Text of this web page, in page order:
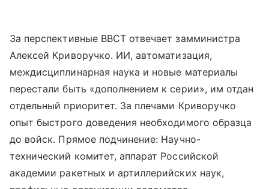
За перспективные ВВСТ отвечает замминистра
Алексей Криворучко. ИИ, автоматизация,
междисциплинарная наука и новые материалы
перестали быть «дополнением к серии», им отдан
отдельный приоритет. За плечами Криворучко
опыт быстрого доведения необходимого образца
до войск. Прямое подчинение: Научно-
технический комитет, аппарат Российской
академии ракетных и артиллерийских наук,